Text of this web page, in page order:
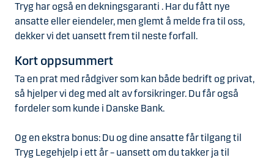
Tryg har også en dekningsgaranti . Har du fått nye
ansatte eller eiendeler, men glemt å melde fra til oss,
dekker vi det uansett frem til neste forfall.
Kort oppsummert
Ta en prat med rådgiver som kan både bedrift og privat,
så hjelper vi deg med alt av forsikringer. Du får også
fordeler som kunde i Danske Bank.
Og en ekstra bonus: Du og dine ansatte får tilgang til
Tryg Legehjelp i ett år – uansett om du takker ja til